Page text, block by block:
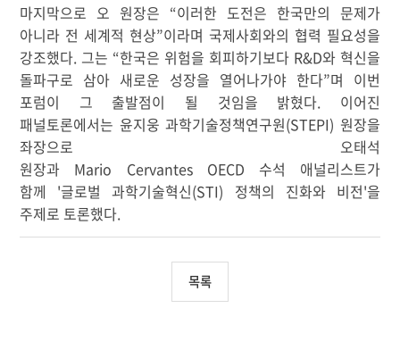
마지막으로 오 원장은 “이러한 도전은 한국만의 문제가
아니라 전 세계적 현상”이라며 국제사회와의 협력 필요성을
강조했다. 그는 “한국은 위험을 회피하기보다 R&D와 혁신을
돌파구로 삼아 새로운 성장을 열어나가야 한다”며 이번
포럼이 그 출발점이 될 것임을 밝혔다. 이어진
패널토론에서는 윤지웅 과학기술정책연구원(STEPI) 원장을
좌장으로 오태석
원장과 Mario Cervantes OECD 수석 애널리스트가
함께 '글로벌 과학기술혁신(STI) 정책의 진화와 비전'을
주제로 토론했다.
목록